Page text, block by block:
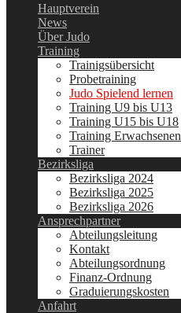
Hauptverein
News
Über Judo
Training
Trainigsübersicht
Probetraining
Judo Spielend lernen
Training U9 bis U13
Training U15 bis U18
Training Erwachsenen
Trainer
Bezirksliga
Bezirksliga 2024
Bezirksliga 2025
Bezirksliga 2026
Ansprechpartner
Abteilungsleitung
Kontakt
Abteilungsordnung
Finanz-Ordnung
Graduierungskosten
Anfahrt